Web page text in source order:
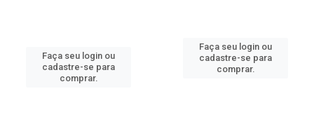
Faça seu login ou
cadastre-se para
comprar.
Faça seu login ou
cadastre-se para
comprar.